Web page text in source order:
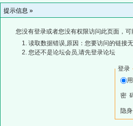
提示信息 »
您没有登录或者您没有权限访问此页面，
读取数据错误,原因：您要访问的链接
您还不是论坛会员,请先登录论坛
登录
密
隐